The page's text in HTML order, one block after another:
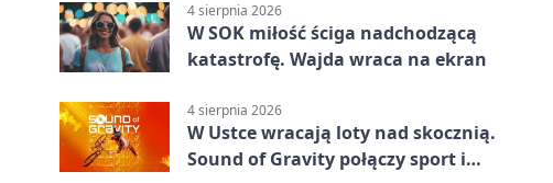
4 sierpnia 2026
W SOK miłość ściga nadchodzącą
katastrofę. Wajda wraca na ekran
4 sierpnia 2026
W Ustce wracają loty nad skocznią.
Sound of Gravity połączy sport i